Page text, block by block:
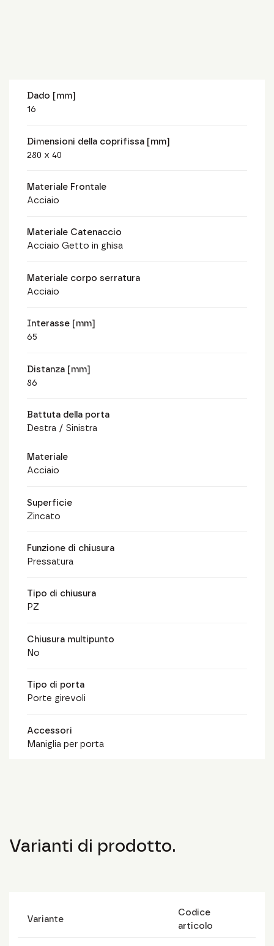
Dado [mm]
16
Dimensioni della coprifissa [mm]
280 x 40
Materiale Frontale
Acciaio
Materiale Catenaccio
Acciaio Getto in ghisa
Materiale corpo serratura
Acciaio
Interasse [mm]
65
Distanza [mm]
86
Battuta della porta
Destra / Sinistra
Materiale
Acciaio
Superficie
Zincato
Funzione di chiusura
Pressatura
Tipo di chiusura
PZ
Chiusura multipunto
No
Tipo di porta
Porte girevoli
Accessori
Maniglia per porta
Varianti di prodotto.
Variante
Codice
articolo